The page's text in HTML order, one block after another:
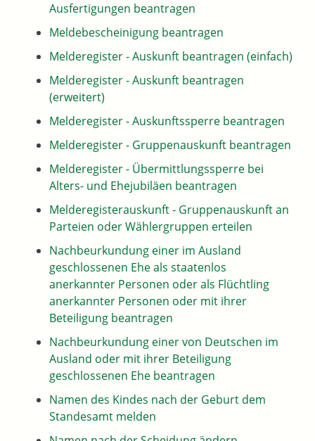
Ausfertigungen beantragen
Meldebescheinigung beantragen
Melderegister - Auskunft beantragen (einfach)
Melderegister - Auskunft beantragen
(erweitert)
Melderegister - Auskunftssperre beantragen
Melderegister - Gruppenauskunft beantragen
Melderegister - Übermittlungssperre bei
Alters- und Ehejubiläen beantragen
Melderegisterauskunft - Gruppenauskunft an
Parteien oder Wählergruppen erteilen
Nachbeurkundung einer im Ausland
geschlossenen Ehe als staatenlos
anerkannter Personen oder als Flüchtling
anerkannter Personen oder mit ihrer
Beteiligung beantragen
Nachbeurkundung einer von Deutschen im
Ausland oder mit ihrer Beteiligung
geschlossenen Ehe beantragen
Namen des Kindes nach der Geburt dem
Standesamt melden